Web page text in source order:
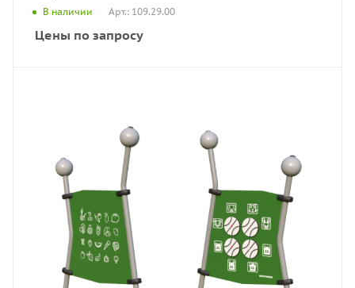
В наличии Арт.: 109.29.00
Цены по запросу